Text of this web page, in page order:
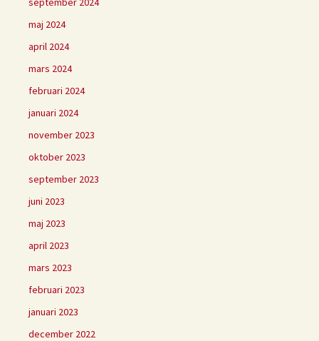
maj 2024
april 2024
mars 2024
februari 2024
januari 2024
november 2023
oktober 2023
september 2023
juni 2023
maj 2023
april 2023
mars 2023
februari 2023
januari 2023
december 2022